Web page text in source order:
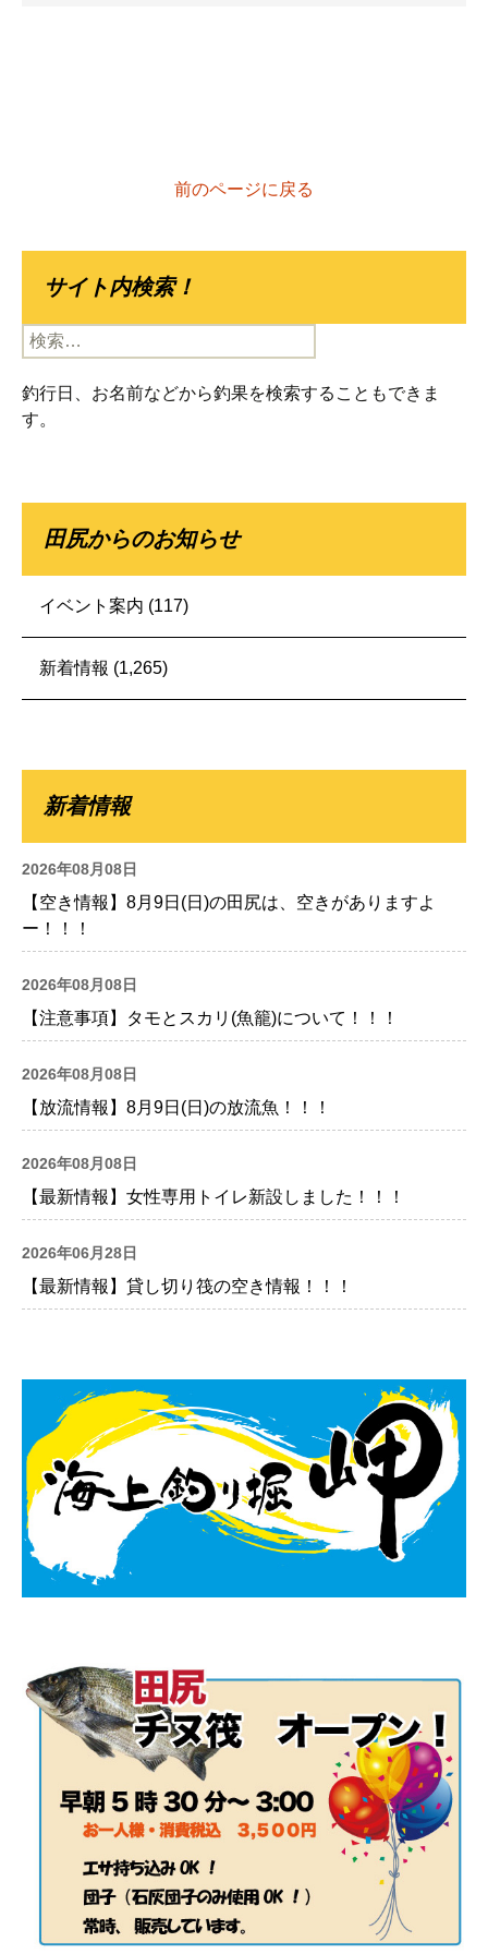
前のページに戻る
サイト内検索！
検
索:
釣行日、お名前などから釣果を検索することもできま
す。
田尻からのお知らせ
イベント案内 (117)
新着情報 (1,265)
新着情報
2026年08月08日
【空き情報】8月9日(日)の田尻は、空きがありますよ
ー！！！
2026年08月08日
【注意事項】タモとスカリ(魚籠)について！！！
2026年08月08日
【放流情報】8月9日(日)の放流魚！！！
2026年08月08日
【最新情報】女性専用トイレ新設しました！！！
2026年06月28日
【最新情報】貸し切り筏の空き情報！！！